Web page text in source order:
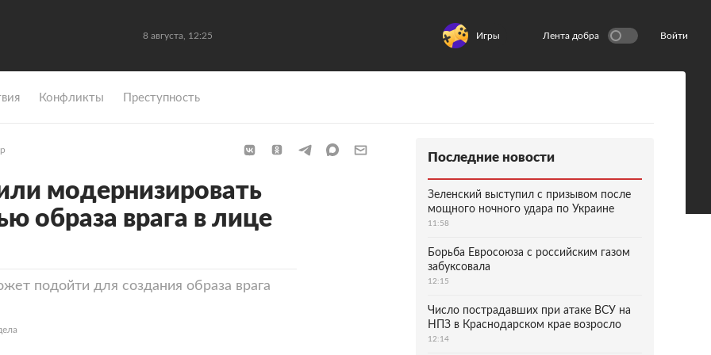
8 августа, 12:25 Игры Лента добра Войти
Конфликты Преступность
модернизировать
образа врага в лице
подойти для создания образа врага
Последние новости
Зеленский выступил с призывом после
мощного ночного удара по Украине
11:58
Борьба Евросоюза с российским газом
забуксовала
12:15
Число пострадавших при атаке ВСУ на
НПЗ в Краснодарском крае возросло
12:14